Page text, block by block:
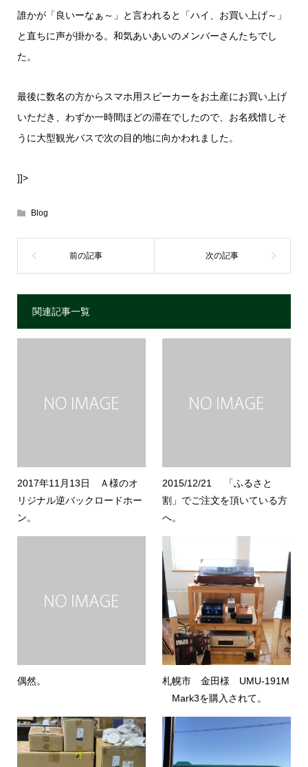
誰かが「良いーなぁ～」と言われると「ハイ、お買い上げ～」
と直ちに声が掛かる。和気あいあいのメンバーさんたちでし
た。
最後に数名の方からスマホ用スピーカーをお土産にお買い上げ
いただき、わずか一時間ほどの滞在でしたので、お名残惜しそ
うに大型観光バスで次の目的地に向かわれました。
]]>
Blog
関連記事一覧
2017年11月13日 Ａ様のオ
リジナル逆バックロードホー
ン。
2015/12/21 「ふるさと
割」でご注文を頂いている方
へ。
偶然。
札幌市 金田様 UMU-191M
Mark3を購入されて。